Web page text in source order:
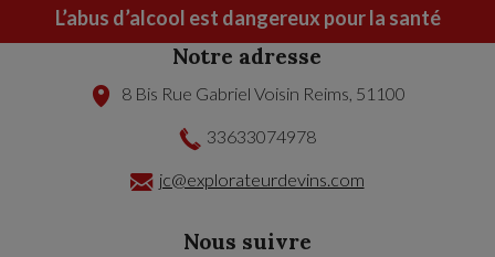
L’abus d’alcool est dangereux pour la santé
Notre adresse
8 Bis Rue Gabriel Voisin Reims, 51100
33633074978
jc@explorateurdevins.com
Nous suivre